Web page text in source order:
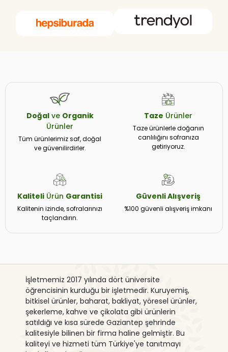
Doğalve Organik
Ürünler
Tüm ürünlerimiz saf, doğal
ve güvenilirdirler.
Taze Ürünler
Taze ürünlerle doğanın
canlılığını sofranıza
getiriyoruz.
Kaliteli Ürün Garantisi
Kalitenin izinde, sofralarınızı
taçlandırın.
GüvenliAlışveriş
%100 güvenli alışveriş imkanı
İşletmemiz 2017 yılında dört üniversite
öğrencisinin kurduğu bir işletmedir. Kuruyemiş,
bitkisel ürünler, baharat, bakliyat, yöresel ürünler,
şekerleme, kahve ve çikolata gibi ürünlerin
satıldığı ve kısa sürede Gaziantep şehrinde
kalitesiyle bilinen bir firma haline gelmiştir. Bu
kaliteyi ve hizmeti tüm Türkiye'ye tanıtmayı